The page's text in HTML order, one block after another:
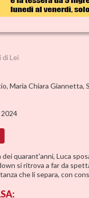
di Lei
Maria Chiara Giannetta,
dei quarant'anni, Luca
si ritrova a far da
che li separa, con